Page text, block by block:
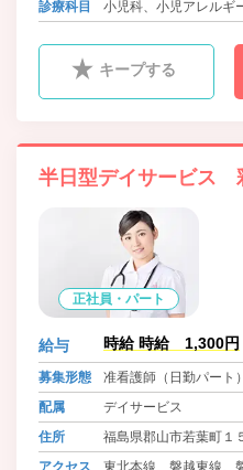
診療科目
小児科、小児アレルギ
キープする
半日型デイサービス
正社員・パート
給与 時給 時給 1,300円
募集形態
准看護師（日勤パート）
配属
デイサービス
住所
福島県郡山市若葉町
アクセス
東北本線、磐越東線、